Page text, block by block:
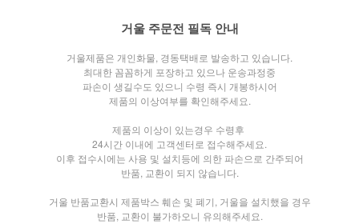
거울 주문전 필독 안내
거울제품은 개인화물, 경동택배로 발송하고 있습니다.
최대한 꼼꼼하게 포장하고 있으나 운송과정중
파손이 생길수도 있으니 수령 즉시 개봉하시어
제품의 이상여부를 확인해주세요.
제품의 이상이 있는경우 수령후
24시간 이내에 고객센터로 접수해주세요.
이후 접수시에는 사용 및 설치등에 의한 파손으로 간주되어
반품, 교환이 되지 않습니다.
거울 반품교환시 제품박스 훼손 및 폐기, 거울을 설치했을 경우
반품, 교환이 불가하오니 유의해주세요.